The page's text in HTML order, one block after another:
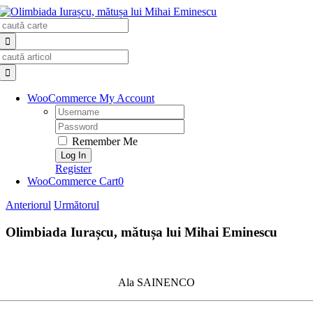
Skip
to
content
WooCommerce My Account
Username:
Password:
Remember Me
Register
WooCommerce Cart0
Anteriorul Următorul
Olimbiada Iurașcu, mătușa lui Mihai Eminescu
Ala SAINENCO